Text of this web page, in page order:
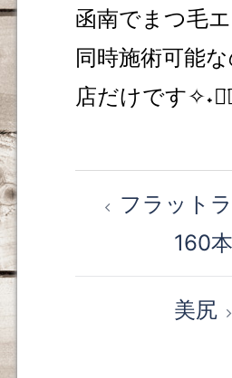
函南でまつ毛
同時施術可能
店だけです
フラット
160本
美尻